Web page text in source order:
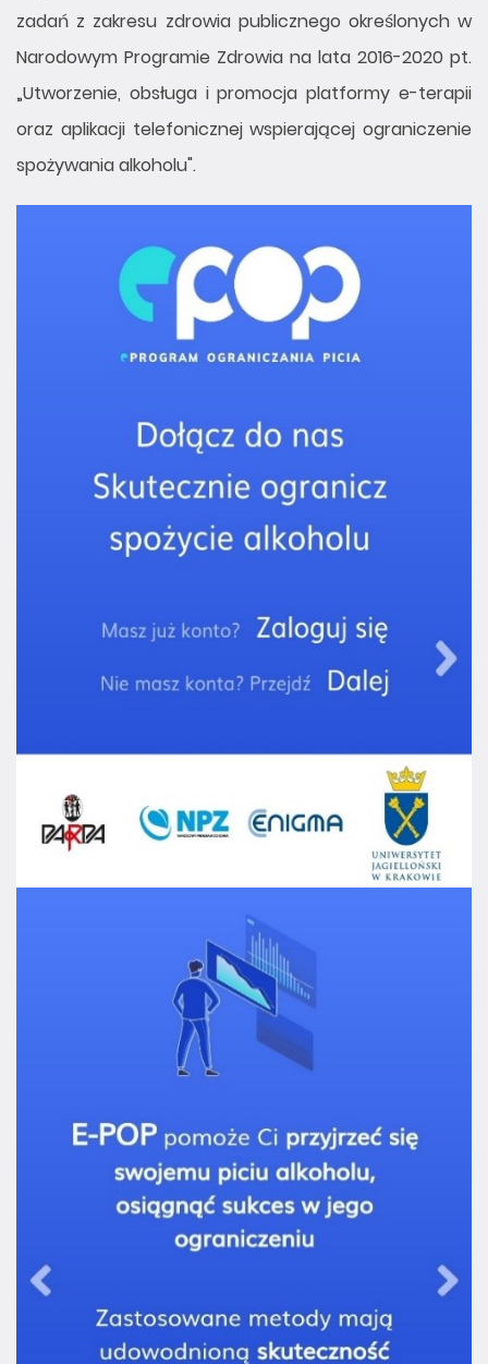
zadań z zakresu zdrowia publicznego określonych w
Narodowym Programie Zdrowia na lata 2016-2020 pt.
„Utworzenie, obsługa i promocja platformy e-terapii
oraz aplikacji telefonicznej wspierającej ograniczenie
spożywania alkoholu".